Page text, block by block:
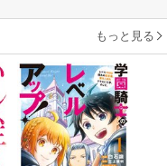
もっと見る